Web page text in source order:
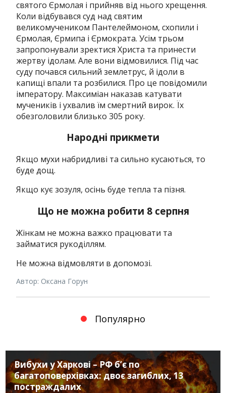
святого Єрмолая і прийняв від нього хрещення.
Коли відбувався суд над святим
великомучеником Пантелеймоном, схопили і
Єрмолая, Єрмипа i Єрмократа. Усім трьом
запропонували зректися Христа та принести
жертву ідолам. Але вони відмовилися. Під час
суду почався сильний землетрус, й ідоли в
капищі впали та розбилися. Про це повідомили
імператору. Максиміан наказав катувати
мучеників і ухвалив їм смертний вирок. Їх
обезголовили близько 305 року.
Народні прикмети
Якщо мухи набридливі та сильно кусаються, то
буде дощ.
Якщо кує зозуля, осінь буде тепла та пізня.
Що не можна робити 8 серпня
Жінкам не можна важко працювати та
займатися рукоділлям.
Не можна відмовляти в допомозі.
Автор: Оксана Горун
Популярно
Вибухи у Харкові – РФ б’є по
багатоповерхівках: двоє загиблих, 13
постраждалих